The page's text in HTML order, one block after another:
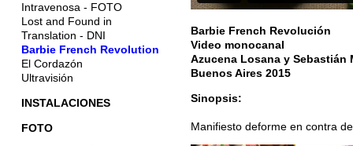
Intravenosa - FOTO
Lost and Found in
Translation - DNI
Barbie French Revolution
El Cordazón
Ultravisión
INSTALACIONES
FOTO
Barbie French Revolución
Video monocanal
Azucena Losana y Sebastián
Buenos Aires 2015
Sinopsis:
Manifiesto deforme en contra